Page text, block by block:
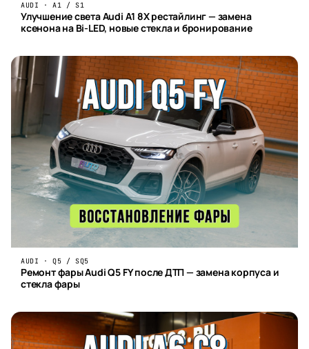
AUDI · A1 / S1
Улучшение света Audi A1 8X рестайлинг — замена
ксенона на Bi-LED, новые стекла и бронирование
AUDI · Q5 / SQ5
Ремонт фары Audi Q5 FY после ДТП — замена корпуса и
стекла фары